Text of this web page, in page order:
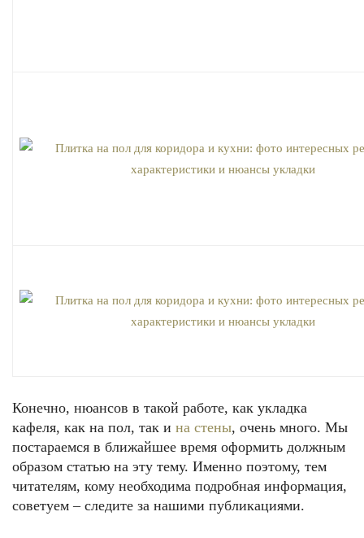
Конечно, нюансов в такой работе, как укладка
кафеля, как на пол, так и на стены, очень много. Мы
постараемся в ближайшее время оформить должным
образом статью на эту тему. Именно поэтому, тем
читателям, кому необходима подробная информация,
советуем – следите за нашими публикациями.